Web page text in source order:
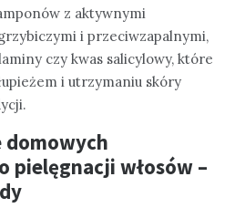
z aktywnymi
i przeciwzapalnymi,
czy kwas salicylowy, które
i utrzymaniu skóry
domowych
pielęgnacji włosów –